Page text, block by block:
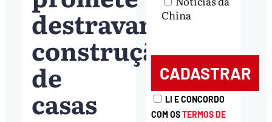
destravar
construção
de
casas
China
LI E CONCORDO
COM OSTERMOS DE